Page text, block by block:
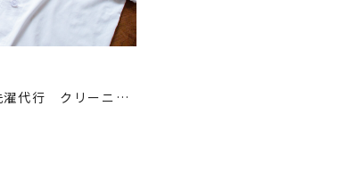
白衣、コックコートの宅配洗濯代行 クリーニング